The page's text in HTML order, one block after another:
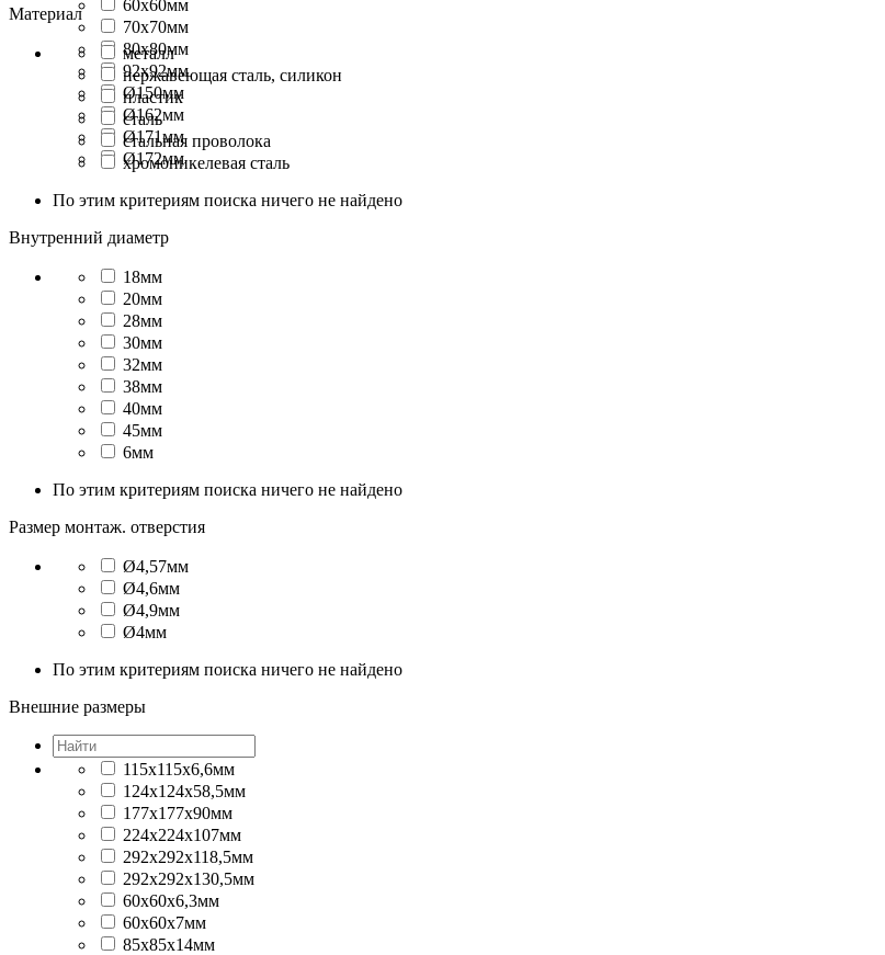
60x60мм
70x70мм
80x80мм
92x92мм
Ø150мм
Ø162мм
Ø171мм
Ø172мм
Материал
металл
нержавеющая сталь, силикон
пластик
сталь
стальная проволока
хромоникелевая сталь
По этим критериям поиска ничего не найдено
Внутренний диаметр
18мм
20мм
28мм
30мм
32мм
38мм
40мм
45мм
6мм
По этим критериям поиска ничего не найдено
Размер монтаж. отверстия
Ø4,57мм
Ø4,6мм
Ø4,9мм
Ø4мм
По этим критериям поиска ничего не найдено
Внешние размеры
115x115x6,6мм
124x124x58,5мм
177x177x90мм
224x224x107мм
292x292x118,5мм
292x292x130,5мм
60x60x6,3мм
60x60x7мм
85x85x14мм